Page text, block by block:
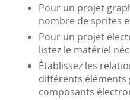
Pour un projet
nombre de sprites
Pour un projet
listez le matériel
Établissez les
différents éléments
composants